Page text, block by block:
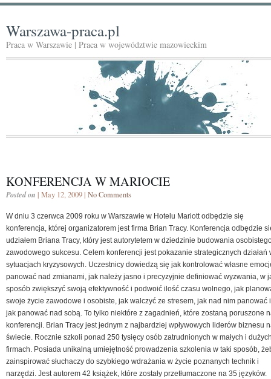
Warszawa-praca.pl
Praca w Warszawie | Praca w województwie mazowieckim
KONFERENCJA W MARIOCIE
Posted on | May 12, 2009 | No Comments
W dniu 3 czerwca 2009 roku w Warszawie w Hotelu Mariott odbędzie się
konferencja, której organizatorem jest firma Brian Tracy. Konferencja odbędzie
udziałem Briana Tracy, który jest autorytetem w dziedzinie budowania
zawodowego sukcesu. Celem konferencji jest pokazanie strategicznych działań
sytuacjach kryzysowych. Uczestnicy dowiedzą się jak kontrolować własne
panować nad zmianami, jak należy jasno i precyzyjnie definiować wyzwania, w
sposób zwiększyć swoją efektywność i podwoić ilość czasu wolnego, jak
swoje życie zawodowe i osobiste, jak walczyć ze stresem, jak nad nim panować i
jak panować nad sobą. To tylko niektóre z zagadnień, które zostaną poruszone
konferencji. Brian Tracy jest jednym z najbardziej wpływowych liderów biznesu
świecie. Rocznie szkoli ponad 250 tysięcy osób zatrudnionych w małych i
firmach. Posiada unikalną umiejętność prowadzenia szkolenia w taki sposób,
zainspirować słuchaczy do szybkiego wdrażania w życie poznanych technik i
narzędzi. Jest autorem 42 książek, które zostały przetłumaczone na 35 języków.